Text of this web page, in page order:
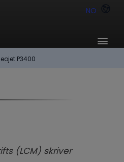
NO
P3400
(LCM) skriver